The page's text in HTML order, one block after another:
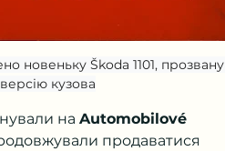
новеньку Škoda 1101, прозвану
кузова
на Automobilové
продаватися